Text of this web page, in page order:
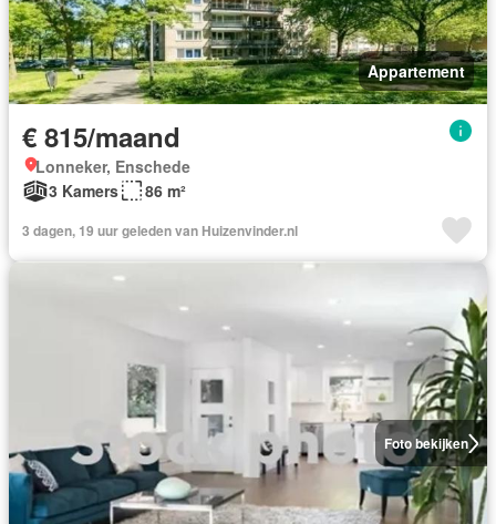
Appartement
€ 815/maand
Lonneker, Enschede
3 Kamers
86 m²
3 dagen, 19 uur geleden van Huizenvinder.nl
Foto bekijken